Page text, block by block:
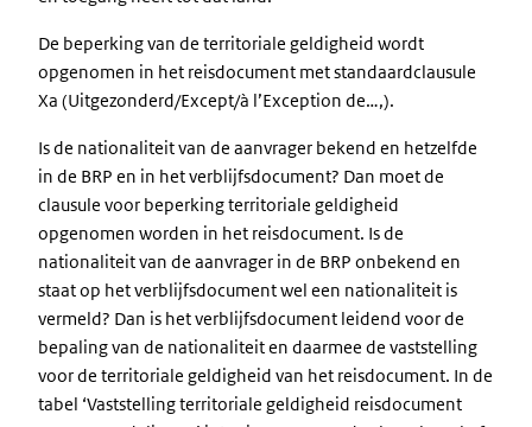
De beperking van de territoriale geldigheid wordt
opgenomen in het reisdocument met standaardclausule
Xa (Uitgezonderd/Except/à l’Exception de…,).
Is de nationaliteit van de aanvrager bekend en hetzelfde
in de BRP en in het verblijfsdocument? Dan moet de
clausule voor beperking territoriale geldigheid
opgenomen worden in het reisdocument. Is de
nationaliteit van de aanvrager in de BRP onbekend en
staat op het verblijfsdocument wel een nationaliteit is
vermeld? Dan is het verblijfsdocument leidend voor de
bepaling van de nationaliteit en daarmee de vaststelling
voor de territoriale geldigheid van het reisdocument. In de
tabel ‘Vaststelling territoriale geldigheid reisdocument